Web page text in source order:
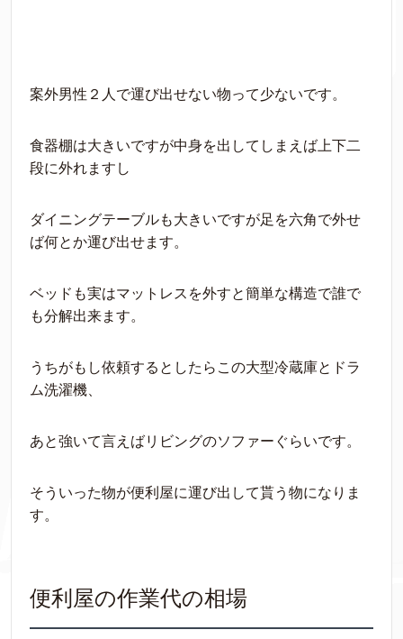
案外男性２人で運び出せない物って少ないです。
食器棚は大きいですが中身を出してしまえば上下二
段に外れますし
ダイニングテーブルも大きいですが足を六角で外せ
ば何とか運び出せます。
ベッドも実はマットレスを外すと簡単な構造で誰で
も分解出来ます。
うちがもし依頼するとしたらこの大型冷蔵庫とドラ
ム洗濯機、
あと強いて言えばリビングのソファーぐらいです。
そういった物が便利屋に運び出して貰う物になりま
す。
便利屋の作業代の相場